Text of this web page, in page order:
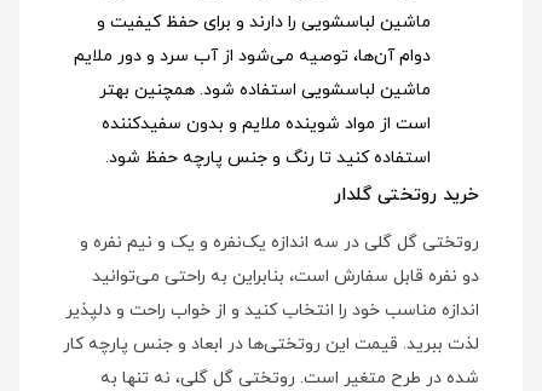
ماشین لباسشویی را دارند و برای حفظ کیفیت و
دوام آن‌ها، توصیه می‌شود از آب سرد و دور ملایم
ماشین لباسشویی استفاده شود. همچنین بهتر
است از مواد شوینده ملایم و بدون سفیدکننده
استفاده کنید تا رنگ و جنس پارچه حفظ شود.
خرید روتختی گلدار
روتختی گل گلی در سه اندازه یک‌نفره و یک و نیم نفره و
دو نفره قابل سفارش است، بنابراین به راحتی می‌توانید
اندازه مناسب خود را انتخاب کنید و از خواب راحت و دلپذیر
لذت ببرید. قیمت این روتختی‌ها در ابعاد و جنس پارچه کار
شده در طرح متغیر است. روتختی گل گلی، نه تنها به